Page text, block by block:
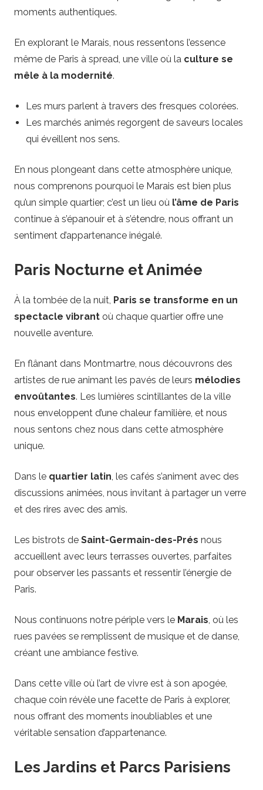
moments authentiques.
En explorant le Marais, nous ressentons l’essence
même de Paris à spread, une ville où la culture se
mêle à la modernité.
Les murs parlent à travers des fresques colorées.
Les marchés animés regorgent de saveurs locales
qui éveillent nos sens.
En nous plongeant dans cette atmosphère unique,
nous comprenons pourquoi le Marais est bien plus
qu’un simple quartier; c’est un lieu où l’âme de Paris
continue à s’épanouir et à s’étendre, nous offrant un
sentiment d’appartenance inégalé.
Paris Nocturne et Animée
À la tombée de la nuit, Paris se transforme en un
spectacle vibrant où chaque quartier offre une
nouvelle aventure.
En flânant dans Montmartre, nous découvrons des
artistes de rue animant les pavés de leurs mélodies
envoûtantes. Les lumières scintillantes de la ville
nous enveloppent d’une chaleur familière, et nous
nous sentons chez nous dans cette atmosphère
unique.
Dans le quartier latin , les cafés s’animent avec des
discussions animées, nous invitant à partager un verre
et des rires avec des amis.
Les bistrots de Saint-Germain-des-Prés nous
accueillent avec leurs terrasses ouvertes, parfaites
pour observer les passants et ressentir l’énergie de
Paris.
Nous continuons notre périple vers le Marais , où les
rues pavées se remplissent de musique et de danse,
créant une ambiance festive.
Dans cette ville où l’art de vivre est à son apogée,
chaque coin révèle une facette de Paris à explorer,
nous offrant des moments inoubliables et une
véritable sensation d’appartenance.
Les Jardins et Parcs Parisiens